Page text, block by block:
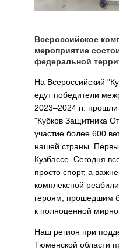
Всероссийское
мероприятие
федеральной
На Всероссийский
едут победители
2023–2024 гг.
"Кубков Защитника
участие более 600
нашей страны.
Кузбассе. Сегодня
просто спорт, а
комплексной
героям, прошедшим
к полноценной
Наш регион при
Тюменской области